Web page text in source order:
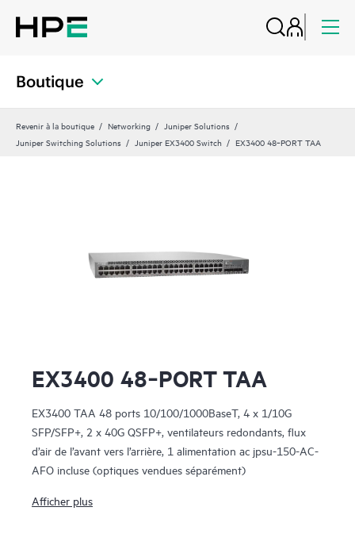
Boutique
Revenir à la boutique Networking
Juniper Solutions
Juniper Switching Solutions
Juniper EX3400 Switch EX3400 48‑PORT TAA
EX3400 48‑PORT TAA
EX3400 TAA 48 ports 10/100/1000BaseT, 4 x 1/10G
SFP/SFP+, 2 x 40G QSFP+, ventilateurs redondants, flux
d’air de l’avant vers l’arrière, 1 alimentation ac jpsu-150-AC-
AFO incluse (optiques vendues séparément)
Afficher plus